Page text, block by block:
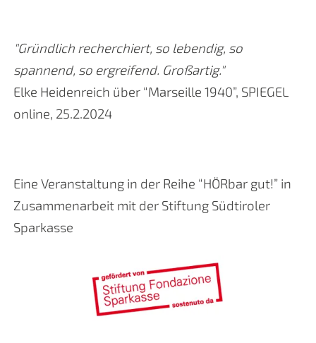
"Gründlich recherchiert, so lebendig, so
spannend, so ergreifend. Großartig."
Elke Heidenreich über “Marseille 1940”, SPIEGEL
online, 25.2.2024
Eine Veranstaltung in der Reihe “HÖRbar gut!” in
Zusammenarbeit mit der Stiftung Südtiroler
Sparkasse